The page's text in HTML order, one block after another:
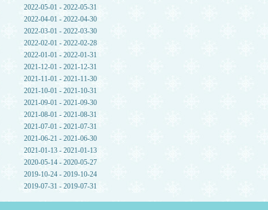
2022-05-01 - 2022-05-31
2022-04-01 - 2022-04-30
2022-03-01 - 2022-03-30
2022-02-01 - 2022-02-28
2022-01-01 - 2022-01-31
2021-12-01 - 2021-12-31
2021-11-01 - 2021-11-30
2021-10-01 - 2021-10-31
2021-09-01 - 2021-09-30
2021-08-01 - 2021-08-31
2021-07-01 - 2021-07-31
2021-06-21 - 2021-06-30
2021-01-13 - 2021-01-13
2020-05-14 - 2020-05-27
2019-10-24 - 2019-10-24
2019-07-31 - 2019-07-31